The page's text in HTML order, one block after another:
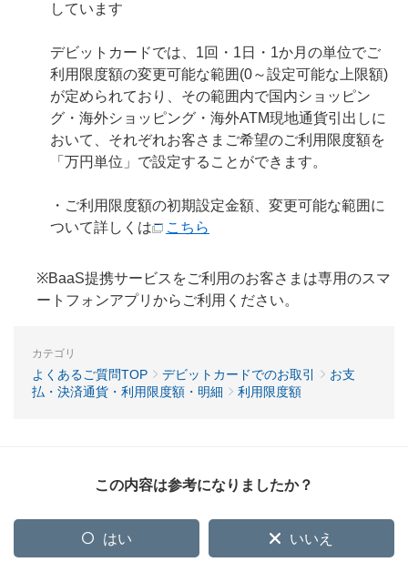
しています
デビットカードでは、1回・1日・1か月の単位でご
利用限度額の変更可能な範囲(0～設定可能な上限額)
が定められており、その範囲内で国内ショッピン
グ・海外ショッピング・海外ATM現地通貨引出しに
おいて、それぞれお客さまご希望のご利用限度額を
「万円単位」で設定することができます。
・ご利用限度額の初期設定金額、変更可能な範囲に
ついて詳しくは
こちら
※BaaS提携サービスをご利用のお客さまは専用のスマ
ートフォンアプリからご利用ください。
カテゴリ
よくあるご質問TOP デビットカードでのお取引
お支
払・決済通貨・利用限度額・明細
利用限度額
この内容は参考になりましたか？
はい いいえ